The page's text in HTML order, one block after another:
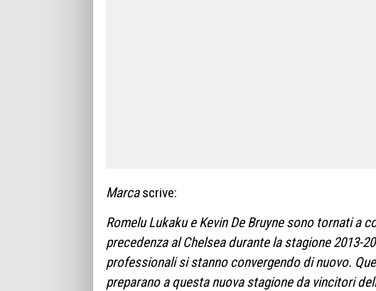
Marcascrive:
Romelu Lukaku e Kevin De Bruyne sono tornati a
precedenza al Chelsea durante la stagione 2013-
professionali si stanno convergendo di nuovo.
preparano a questa nuova stagione da vincitori